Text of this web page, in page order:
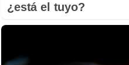
¿está el tuyo?